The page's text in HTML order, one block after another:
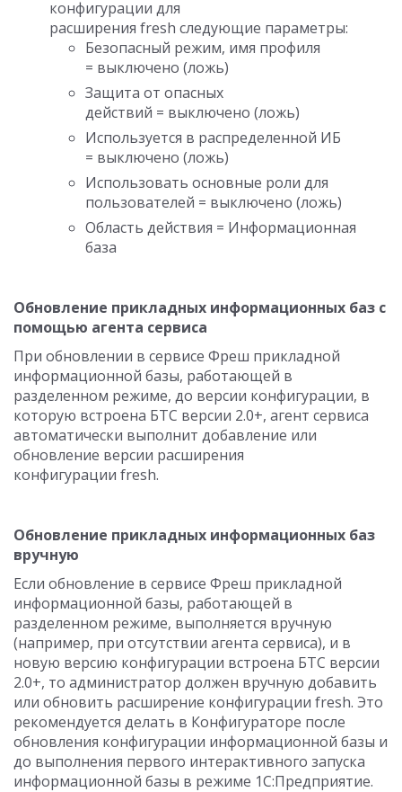
конфигурации для
расширения fresh следующие параметры:
Безопасный режим, имя профиля
= выключено (ложь)
Защита от опасных
действий = выключено (ложь)
Используется в распределенной ИБ
= выключено (ложь)
Использовать основные роли для
пользователей = выключено (ложь)
Область действия = Информационная
база
Обновление прикладных информационных баз с
помощью агента сервиса
При обновлении в сервисе Фреш прикладной
информационной базы, работающей в
разделенном режиме, до версии конфигурации, в
которую встроена БТС версии 2.0+, агент сервиса
автоматически выполнит добавление или
обновление версии расширения
конфигурации fresh.
Обновление прикладных информационных баз
вручную
Если обновление в сервисе Фреш прикладной
информационной базы, работающей в
разделенном режиме, выполняется вручную
(например, при отсутствии агента сервиса), и в
новую версию конфигурации встроена БТС версии
2.0+, то администратор должен вручную добавить
или обновить расширение конфигурации fresh. Это
рекомендуется делать в Конфигураторе после
обновления конфигурации информационной базы и
до выполнения первого интерактивного запуска
информационной базы в режиме 1С:Предприятие.